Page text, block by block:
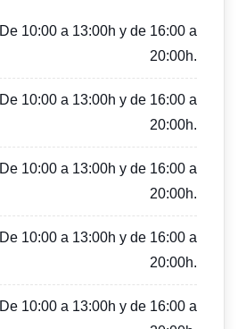
De 10:00 a 13:00h y de 16:00 a
20:00h.
De 10:00 a 13:00h y de 16:00 a
20:00h.
De 10:00 a 13:00h y de 16:00 a
20:00h.
De 10:00 a 13:00h y de 16:00 a
20:00h.
De 10:00 a 13:00h y de 16:00 a